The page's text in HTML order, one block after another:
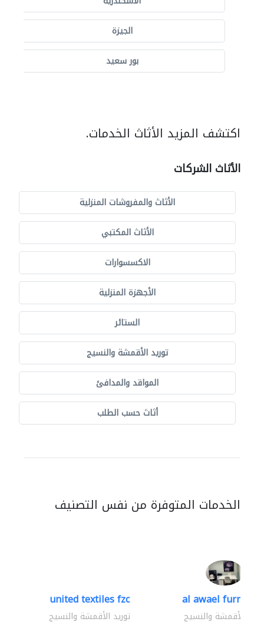
الجيزة
بور سعيد
اكتشف المزيد الأثاث الخدمات.
الأثاث الشركات
الأثاث والمفروشات المنزلية
الأثاث المكتبي
الاكسسوارات
الأجهزة المنزلية
الستائر
توريد الأقمشة والنسيج
المواقد والمدافئ
أثاث حسب الطلب
الخدمات المتوفرة من نفس التصنيف
united textiles fzc
توريد الأقمشة والنسيج
al awael
الأقمشة والنسيج